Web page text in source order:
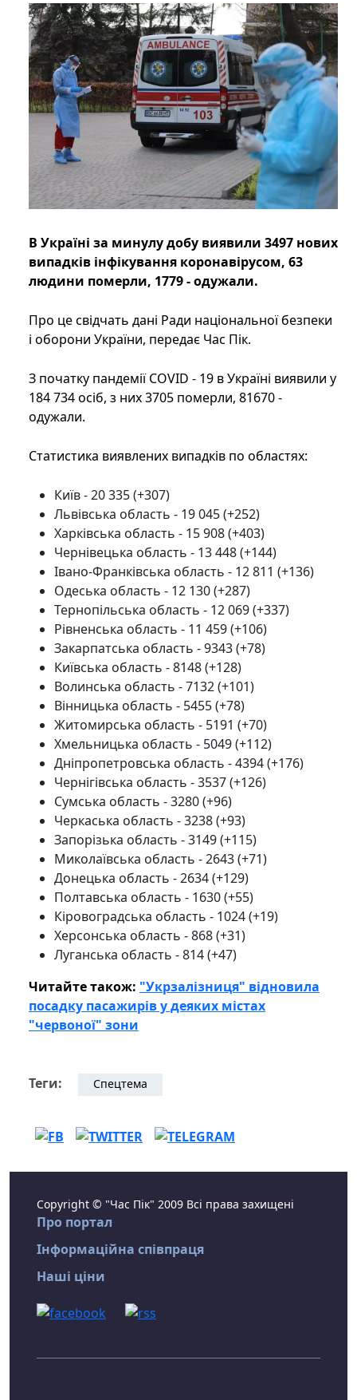
В Україні за минулу добу виявили 3497 нових
випадків інфікування коронавірусом, 63
людини померли, 1779 - одужали.
Про це свідчать дані Ради національної безпеки
і оборони України, передає Час Пік.
З початку пандемії COVID - 19 в Україні виявили у
184 734 осіб, з них 3705 померли, 81670 -
одужали.
Статистика виявлених випадків по областях:
Київ - 20 335 (+307)
Львівська область - 19 045 (+252)
Харківська область - 15 908 (+403)
Чернівецька область - 13 448 (+144)
Івано-Франківська область - 12 811 (+136)
Одеська область - 12 130 (+287)
Тернопільська область - 12 069 (+337)
Рівненська область - 11 459 (+106)
Закарпатська область - 9343 (+78)
Київська область - 8148 (+128)
Волинська область - 7132 (+101)
Вінницька область - 5455 (+78)
Житомирська область - 5191 (+70)
Хмельницька область - 5049 (+112)
Дніпропетровська область - 4394 (+176)
Чернігівська область - 3537 (+126)
Сумська область - 3280 (+96)
Черкаська область - 3238 (+93)
Запорізька область - 3149 (+115)
Миколаївська область - 2643 (+71)
Донецька область - 2634 (+129)
Полтавська область - 1630 (+55)
Кіровоградська область - 1024 (+19)
Херсонська область - 868 (+31)
Луганська область - 814 (+47)
Читайте також: "Укрзалізниця" відновила
посадку пасажирів у деяких містах
"червоної" зони
Теги: Спецтема
Copyright © "Час Пік" 2009 Всі права захищені
Про портал
Інформаційна співпраця
Наші ціни